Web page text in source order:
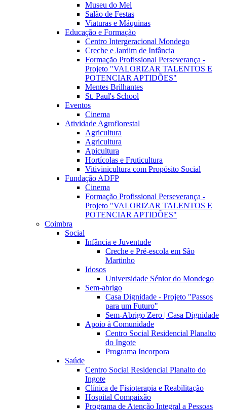
Museu do Mel
Salão de Festas
Viaturas e Máquinas
Educação e Formação
Centro Intergeracional Mondego
Creche e Jardim de Infância
Formação Profissional Perseverança -
Projeto "VALORIZAR TALENTOS E
POTENCIAR APTIDÕES"
Mentes Brilhantes
St. Paul's School
Eventos
Cinema
Atividade Agroflorestal
Agricultura
Agricultura
Apicultura
Hortícolas e Fruticultura
Vitivinicultura com Propósito Social
Fundação ADFP
Cinema
Formação Profissional Perseverança -
Projeto "VALORIZAR TALENTOS E
POTENCIAR APTIDÕES"
Coimbra
Social
Infância e Juventude
Creche e Pré-escola em São
Martinho
Idosos
Universidade Sénior do Mondego
Sem-abrigo
Casa Dignidade - Projeto "Passos
para um Futuro"
Sem-Abrigo Zero | Casa Dignidade
Apoio à Comunidade
Centro Social Residencial Planalto
do Ingote
Programa Incorpora
Saúde
Centro Social Residencial Planalto do
Ingote
Clínica de Fisioterapia e Reabilitação
Hospital Compaixão
Programa de Atenção Integral a Pessoas